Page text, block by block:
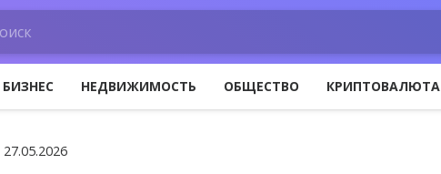
БИЗНЕС НЕДВИЖИМОСТЬ ОБЩЕСТВО КРИПТОВАЛЮТА
27.05.2026